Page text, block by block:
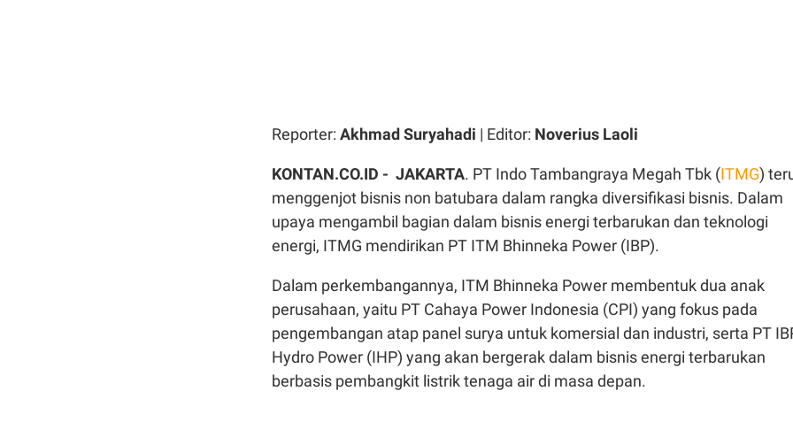
Reporter: Akhmad Suryahadi | Editor: Noverius Laoli
KONTAN.CO.ID - JAKARTA. PT Indo Tambangraya Megah Tbk (ITMG)
menggenjot bisnis non batubara dalam rangka diversifikasi bisnis. Dalam
upaya mengambil bagian dalam bisnis energi terbarukan dan teknologi
energi, ITMG mendirikan PT ITM Bhinneka Power (IBP).
Dalam perkembangannya, ITM Bhinneka Power membentuk dua anak
perusahaan, yaitu PT Cahaya Power Indonesia (CPI) yang fokus pada
pengembangan atap panel surya untuk komersial dan industri, serta PT
Hydro Power (IHP) yang akan bergerak dalam bisnis energi terbarukan
berbasis pembangkit listrik tenaga air di masa depan.